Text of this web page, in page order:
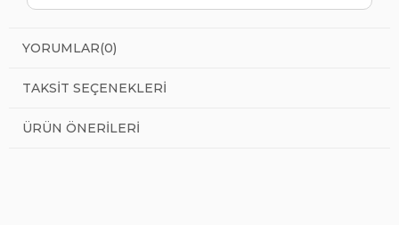
YORUMLAR(0)
TAKSIT SEÇENEKLERI
ÜRÜN ÖNERILERI